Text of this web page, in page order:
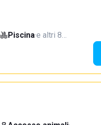
Piscina·e altri 8…